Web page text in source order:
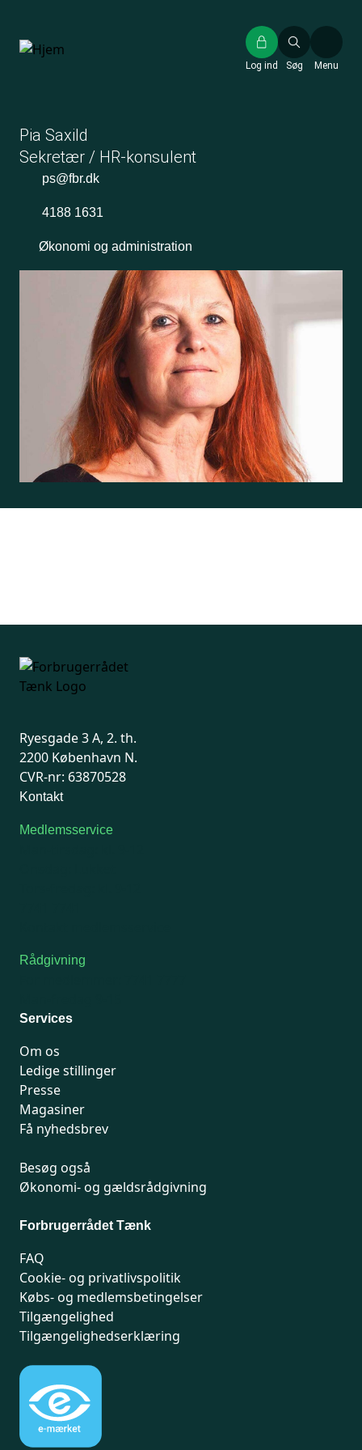
hovedindhold
Søg
Log ind Menu
Pia Saxild
Sekretær / HR-konsulent
ps@fbr.dk
4188 1631
Økonomi og administration
Ryesgade 3 A, 2. th.
2200 København N.
CVR-nr: 63870528
Kontakt
Medlemsservice
Rådgivning
Services
Om os
Ledige stillinger
Presse
Magasiner
Få nyhedsbrev
Besøg også
Økonomi- og gældsrådgivning
Forbrugerrådet Tænk
FAQ
Cookie- og privatlivspolitik
Købs- og medlemsbetingelser
Tilgængelighed
Tilgængelighedserklæring